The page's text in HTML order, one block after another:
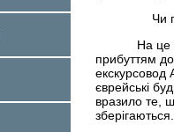
Чи
На це
прибуттям
екскурсовод
єврейські
вразило те,
зберігаються.